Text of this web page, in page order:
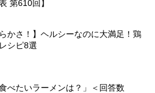
第610回】
かさ！】ヘルシーなのに大満足！鶏
シピ8選
べたいラーメンは？」＜回答数